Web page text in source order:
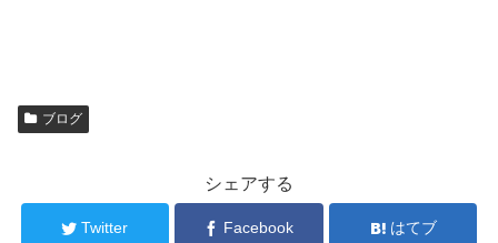
ブログ
シェアする
Twitter Facebook はてブ